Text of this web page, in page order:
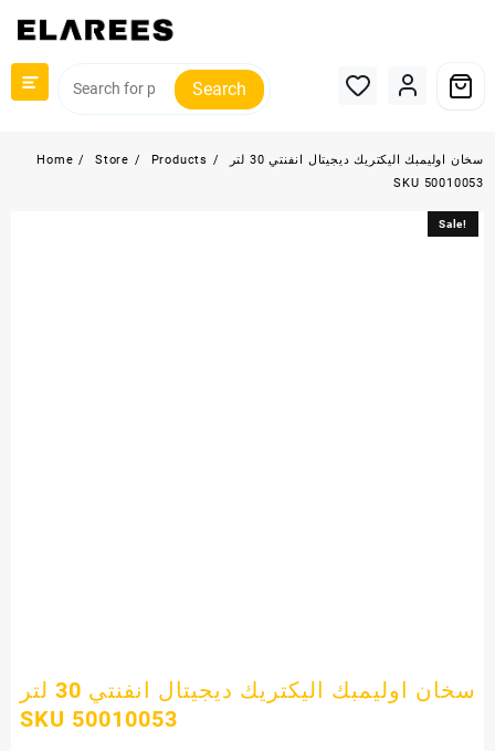
Search
Home Store Products
سخان اوليمبك اليكتريك ديجيتال انفنتي 30 لتر
SKU 50010053
Sale!
سخان اوليمبك اليكتريك ديجيتال انفنتي 30 لتر
SKU 50010053
Sale!